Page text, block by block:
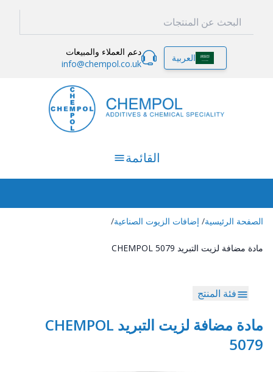
العربية
دعم العملاء والمبيعات
info@chempol.co.uk
القائمة
الصفحة الرئيسية/ إضافات الزيوت الصناعية/
مادة مضافة لزيت التبريد CHEMPOL 5079
فئة المنتج
مادة مضافة لزيت التبريد CHEMPOL
5079